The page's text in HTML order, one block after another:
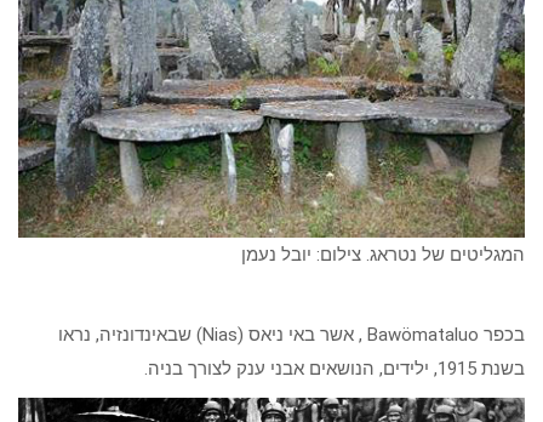
המגליטים של נטראג. צילום: יובל נעמן
בכפר Bawömataluo , אשר באי ניאס (Nias) שבאינדונזיה, נראו
בשנת 1915, ילידים, הנושאים אבני ענק לצורך בניה.